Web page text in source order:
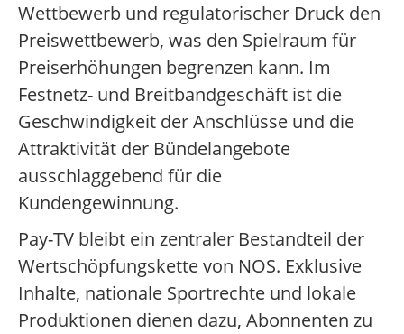
Wettbewerb und regulatorischer Druck den
Preiswettbewerb, was den Spielraum für
Preiserhöhungen begrenzen kann. Im
Festnetz- und Breitbandgeschäft ist die
Geschwindigkeit der Anschlüsse und die
Attraktivität der Bündelangebote
ausschlaggebend für die
Kundengewinnung.
Pay-TV bleibt ein zentraler Bestandteil der
Wertschöpfungskette von NOS. Exklusive
Inhalte, nationale Sportrechte und lokale
Produktionen dienen dazu, Abonnenten zu